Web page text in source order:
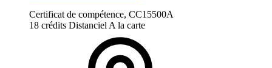
Certificat de compétence, CC15500A
18 crédits Distanciel A la carte